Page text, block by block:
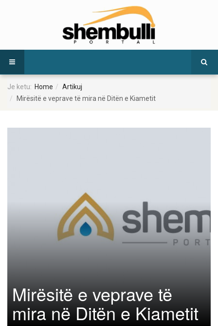
Je ketu: Home
Artikuj
Mirësitë e veprave të mira në Ditën e Kiametit
Mirësitë e veprave të
mira në Ditën e Kiametit